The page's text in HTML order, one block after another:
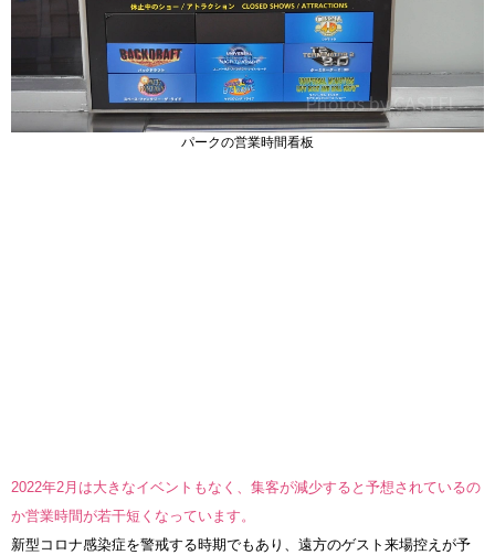
パークの営業時間看板
2022年2月は大きなイベントもなく、集客が減少すると予想されているの
か営業時間が若干短くなっています。
新型コロナ感染症を警戒する時期でもあり、遠方のゲスト来場控えが予